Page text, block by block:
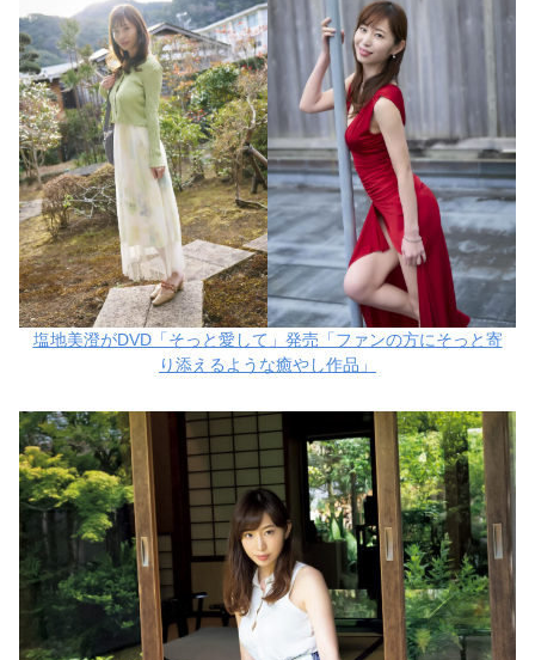
塩地美澄がDVD「そっと愛して」発売「ファンの方にそっと寄
り添えるような癒やし作品」